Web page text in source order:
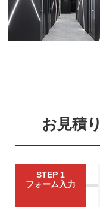
お見積
STEP 1
フォーム入力